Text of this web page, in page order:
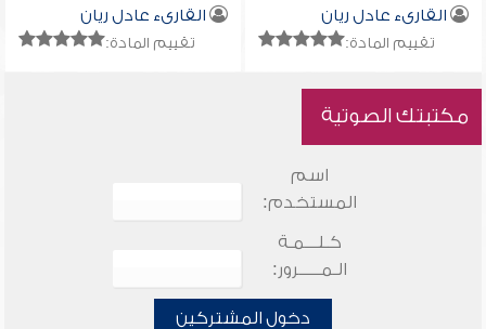
القارىء عادل ريان
تقييم المادة:
القارىء عادل ريان
تقييم المادة:
مكتبتك الصوتية
اسم
المستخدم:
كـلـــمـة
الـمـــــرور:
دخول المشتركين